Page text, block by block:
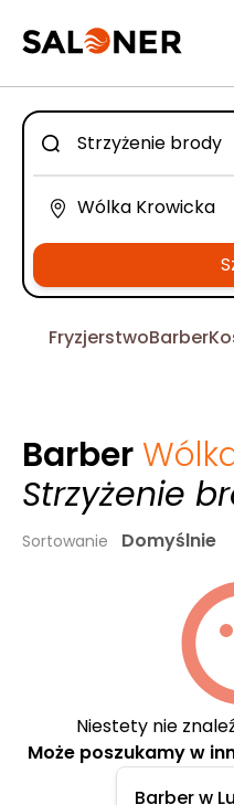
FryzjerstwoBarber
Barber
Strzyżenie
Sortowanie Domyślnie
Niestety nie
Może poszukamy w
Barber w